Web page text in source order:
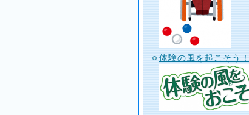
体験の風を起こそう！